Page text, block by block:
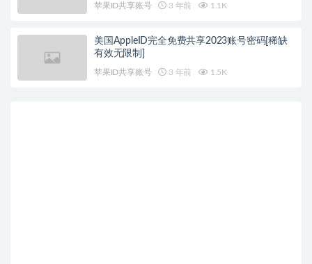
苹果ID共享账号 3 年前 1.1K
美国AppleID完全免费共享2023账号密码[稀缺
有效无限制]
苹果ID共享账号 3 年前 1.5K